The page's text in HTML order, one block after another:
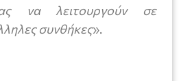
να λειτουργούν σε
συνθήκες».